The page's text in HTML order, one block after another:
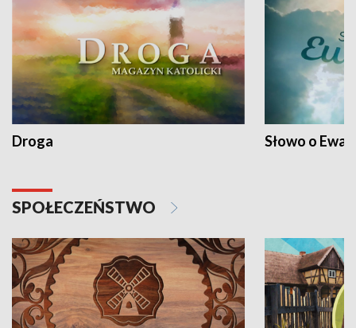
Droga Słowo o
SPOŁECZEŃSTWO